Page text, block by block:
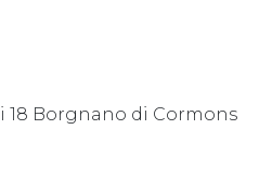
18 Borgnano di Cormons